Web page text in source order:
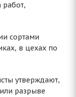
работ,
сортами
в цехах по
утверждают,
разрыве